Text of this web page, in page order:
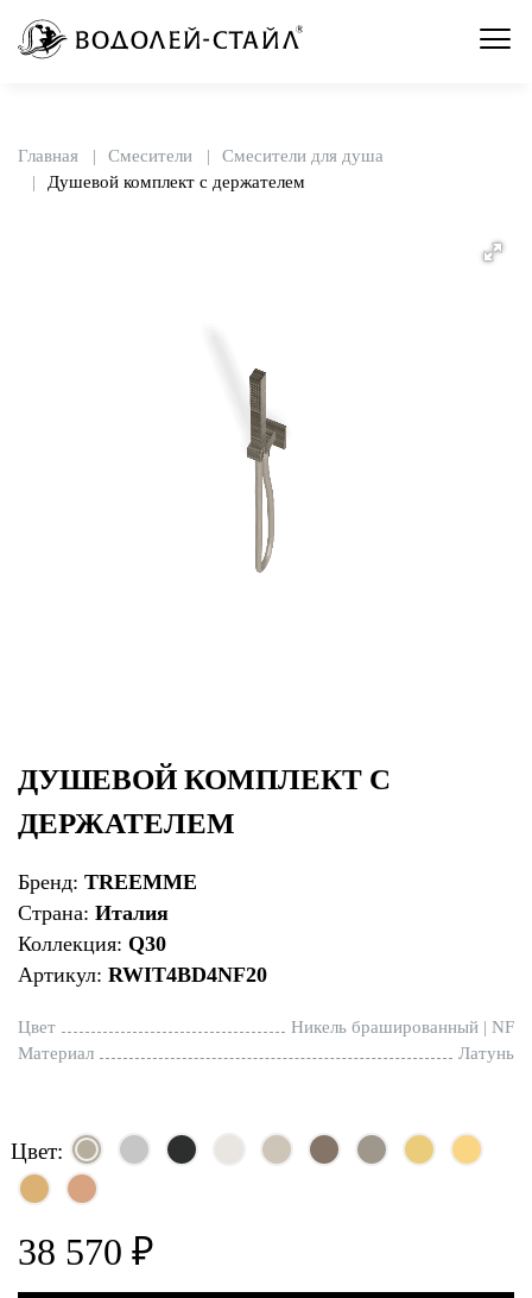
Главная Смесители
Смесители для душа
Душевой комплект с держателем
ДУШЕВОЙ КОМПЛЕКТ С
ДЕРЖАТЕЛЕМ
Бренд: TREEMME
Страна: Италия
Коллекция: Q30
Артикул: RWIT4BD4NF20
Цвет
Никель брашированный | NF
Материал
Латунь
Цвет:
38 570 ₽